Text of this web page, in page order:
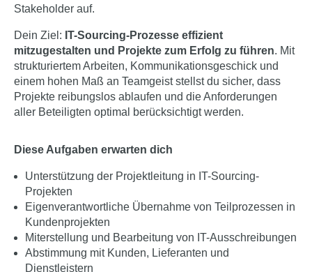
Stakeholder auf.
Dein Ziel: IT-Sourcing-Prozesse effizient
mitzugestalten und Projekte zum Erfolg zu führen. Mit
strukturiertem Arbeiten, Kommunikationsgeschick und
einem hohen Maß an Teamgeist stellst du sicher, dass
Projekte reibungslos ablaufen und die Anforderungen
aller Beteiligten optimal berücksichtigt werden.
Diese Aufgaben erwarten dich
Unterstützung der Projektleitung in IT-Sourcing-
Projekten
Eigenverantwortliche Übernahme von Teilprozessen in
Kundenprojekten
Miterstellung und Bearbeitung von IT-Ausschreibungen
Abstimmung mit Kunden, Lieferanten und
Dienstleistern